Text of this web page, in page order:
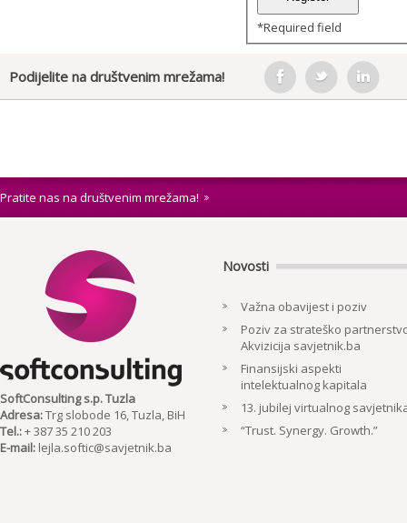
*Required field
Podijelite na društvenim mrežama!
Pratite nas na društvenim mrežama!
SoftConsulting s.p. Tuzla
Adresa:Trg slobode 16, Tuzla, BiH
Tel.:+ 387 35 210 203
E-mail: lejla.softic@savjetnik.ba
Novosti
Važna obavijest i poziv
Poziv za strateško
Akvizicija savjetnik.ba
Finansijski aspekti
intelektualnog kapitala
13. jubilej virtualnog
“Trust. Synergy. Growth.”